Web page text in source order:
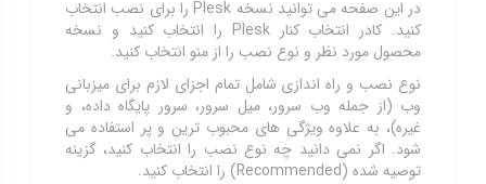
در این صفحه می توانید نسخه Plesk را برای نصب انتخاب
کنید. کادر انتخاب کنار Plesk را انتخاب کنید و نسخه
محصول مورد نظر و نوع نصب را از منو انتخاب کنید.
نوع نصب و راه اندازی شامل تمام اجزای لازم برای میزبانی
وب (از جمله وب سرور، میل سرور، سرور پایگاه داده، و
غیره)، به علاوه ویژگی های محبوب ترین و پر استفاده می
شود. اگر نمی دانید چه نوع نصب را انتخاب کنید، گزینه
توصیه شده (Recommended) را انتخاب کنید.